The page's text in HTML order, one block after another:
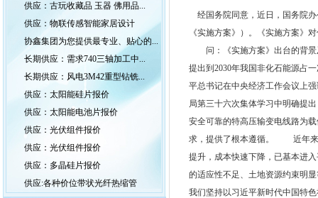
供应：古玩收藏品 玉器 佛用品...
供应：物联传感智能家居设计
协鑫集团为您提供最专业、贴心的...
长期供应：需求740三轴加工中...
长期供应：风电3M42重型钻铣...
供应：太阳能硅片报价
供应：太阳能电池片报价
供应：光伏组件报价
供应：光伏组件报价
供应：多晶硅片报价
供应:各种价位带状光纤热缩管
经国务院同意，近日，国务院办
《实施方案》）。《实施方案》
问：《实施方案》出台的背景
提出到2030年我国非化石能源占
平总书记在中央经济工作会议上
局第三十六次集体学习中明确提
安全可靠的特高压输变电线路为
求，提供了根本遵循。 近年来
提升，成本快速下降，已基本进
的适应性不足、土地资源约束明
我们坚持以习近平新时代中国特